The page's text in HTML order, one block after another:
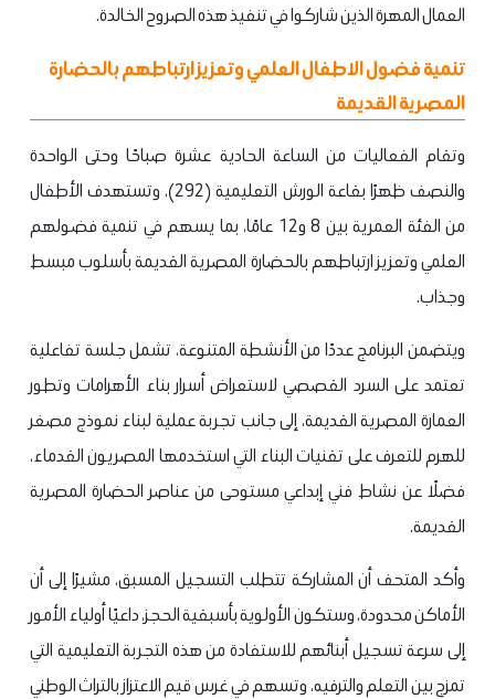
العمال المهرة الذين شاركوا في تنفيذ هذه الصروح الخالدة.
تنمية فضول الاطفال العلمي وتعزيز ارتباطهم بالحضارة
المصرية القديمة
وتقام الفعاليات من الساعة الحادية عشرة صباحًا وحتى الواحدة
والنصف ظهرًا بقاعة الورش التعليمية (292)، وتستهدف الأطفال
من الفئة العمرية بين 8 و12 عامًا، بما يسهم في تنمية فضولهم
العلمي وتعزيز ارتباطهم بالحضارة المصرية القديمة بأسلوب مبسط
وجذاب.
ويتضمن البرنامج عددًا من الأنشطة المتنوعة، تشمل جلسة تفاعلية
تعتمد على السرد القصصي لاستعراض أسرار بناء الأهرامات وتطور
العمارة المصرية القديمة، إلى جانب تجربة عملية لبناء نموذج مصغر
للهرم للتعرف على تقنيات البناء التي استخدمها المصريون القدماء،
فضلًا عن نشاط فني إبداعي مستوحى من عناصر الحضارة المصرية
القديمة.
وأكد المتحف أن المشاركة تتطلب التسجيل المسبق، مشيرًا إلى أن
الأماكن محدودة، وستكون الأولوية بأسبقية الحجز، داعيًا أولياء الأمور
إلى سرعة تسجيل أبنائهم للاستفادة من هذه التجربة التعليمية التي
تمزج بين التعلم والترفيه، وتسهم في غرس قيم الاعتزاز بالتراث الوطني